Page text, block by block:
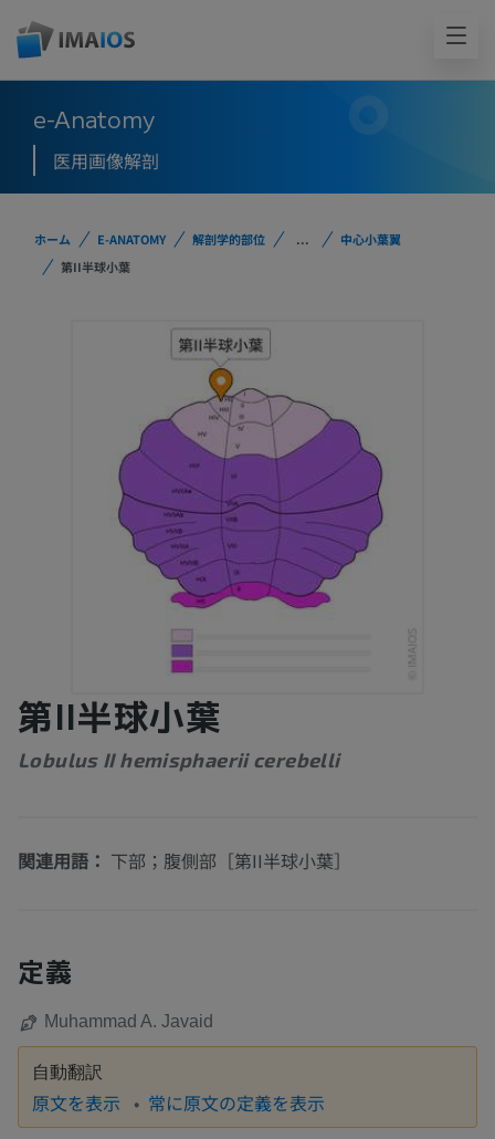
e-Anatomy
医用画像解剖
ホーム E-ANATOMY 解剖学的部位 ...
中心小葉翼
第II半球小葉
第II半球小葉
Lobulus II hemisphaerii cerebelli
関連用語： 下部；腹側部［第II半球小葉］
定義
Muhammad A. Javaid
自動翻訳
原文を表示 常に原文の定義を表示